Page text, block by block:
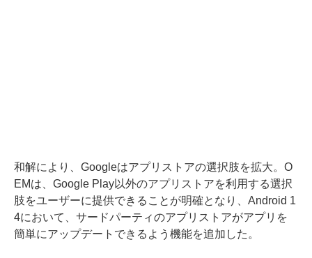
和解により、Googleはアプリストアの選択肢を拡大。O
EMは、Google Play以外のアプリストアを利用する選択
肢をユーザーに提供できることが明確となり、Android 1
4において、サードパーティのアプリストアがアプリを
簡単にアップデートできるよう機能を追加した。